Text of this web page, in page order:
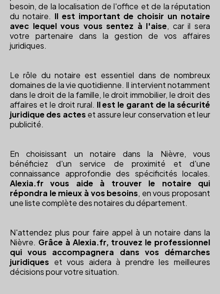
besoin, de la localisation de l'office et de la réputation
du notaire. Il est important de choisir un notaire
avec lequel vous vous sentez à l'aise, car il sera
votre partenaire dans la gestion de vos affaires
juridiques.
Le rôle du notaire est essentiel dans de nombreux
domaines de la vie quotidienne. Il intervient notamment
dans le droit de la famille, le droit immobilier, le droit des
affaires et le droit rural. Il est le garant de la sécurité
juridique des actes et assure leur conservation et leur
publicité.
En choisissant un notaire dans la Nièvre, vous
bénéficiez d'un service de proximité et d'une
connaissance approfondie des spécificités locales.
Alexia.fr vous aide à trouver le notaire qui
répondra le mieux à vos besoins, en vous proposant
une liste complète des notaires du département.
N'attendez plus pour faire appel à un notaire dans la
Nièvre. Grâce à Alexia.fr, trouvez le professionnel
qui vous accompagnera dans vos démarches
juridiques et vous aidera à prendre les meilleures
décisions pour votre situation.